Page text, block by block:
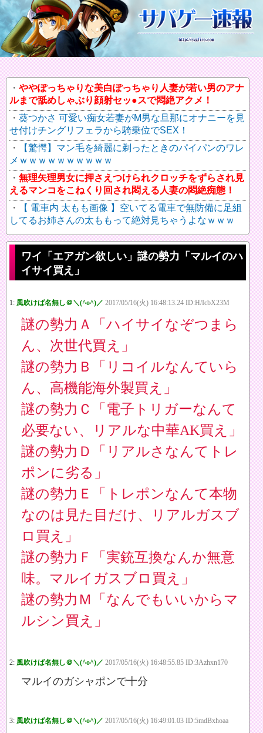
ややぽっちゃりな美白ぽっちゃり人妻が若い男のアナ
ルまで舐めしゃぶり顔射セッ●スで悶絶アクメ！
葵つかさ 可愛い痴女若妻がM男な旦那にオナニーを見
せ付けチングリフェラから騎乗位でSEX！
【驚愕】マン毛を綺麗に剃ったときのパイパンのワレ
メｗｗｗｗｗｗｗｗｗｗ
無理矢理男女に押さえつけられクロッチをずらされ見
えるマンコをこねくり回され悶える人妻の悶絶痴態！
【 電車内 太もも画像 】空いてる電車で無防備に足組
してるお姉さんの太ももって絶対見ちゃうよなｗｗｗ
ワイ「エアガン欲しい」謎の勢力「マルイのハ
イサイ買え」
1: 風吹けば名無し＠＼(^o^)／ 2017/05/16(火) 16:48:13.24 ID:H/IcbX23M
謎の勢力Ａ「ハイサイなぞつまら
ん、次世代買え」
謎の勢力Ｂ「リコイルなんていら
ん、高機能海外製買え」
謎の勢力Ｃ「電子トリガーなんて
必要ない、リアルな中華AK買え」
謎の勢力Ｄ「リアルさなんてトレ
ポンに劣る」
謎の勢力Ｅ「トレポンなんて本物
なのは見た目だけ、リアルガスブ
ロ買え」
謎の勢力Ｆ「実銃互換なんか無意
味。マルイガスブロ買え」
謎の勢力Ｍ「なんでもいいからマ
ルシン買え」
2: 風吹けば名無し＠＼(^o^)／ 2017/05/16(火) 16:48:55.85 ID:3Azhxn170
マルイのガシャポンで十分
3: 風吹けば名無し＠＼(^o^)／ 2017/05/16(火) 16:49:01.03 ID:5mdBxhoaa